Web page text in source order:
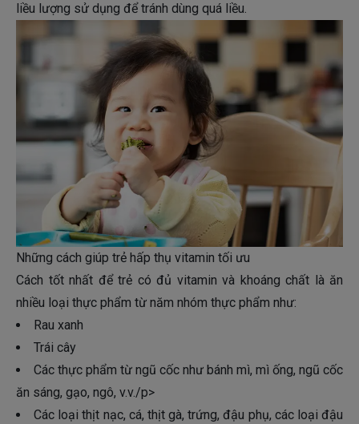
liều lượng sử dụng để tránh dùng quá liều.
Những cách giúp trẻ hấp thụ vitamin tối ưu
Cách tốt nhất để trẻ có đủ vitamin và khoáng chất là ăn
nhiều loại thực phẩm từ năm nhóm thực phẩm như:
Rau xanh
Trái cây
Các thực phẩm từ ngũ cốc như bánh mì, mì ống, ngũ cốc
ăn sáng, gạo, ngô, v.v./p>
Các loại thịt nạc, cá, thịt gà, trứng, đậu phụ, các loại đậu